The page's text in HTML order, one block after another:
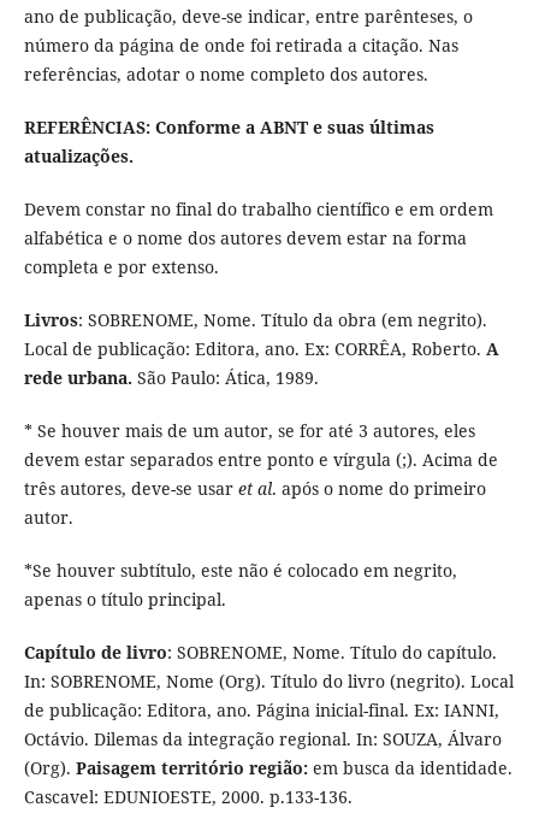
ano de publicação, deve-se indicar, entre parênteses, o
número da página de onde foi retirada a citação. Nas
referências, adotar o nome completo dos autores.
REFERÊNCIAS: Conforme a ABNT e suas últimas
atualizações.
Devem constar no final do trabalho científico e em ordem
alfabética e o nome dos autores devem estar na forma
completa e por extenso.
Livros: SOBRENOME, Nome. Título da obra (em negrito).
Local de publicação: Editora, ano. Ex: CORRÊA, Roberto. A
rede urbana. São Paulo: Ática, 1989.
* Se houver mais de um autor, se for até 3 autores, eles
devem estar separados entre ponto e vírgula (;). Acima de
três autores, deve-se usar et al. após o nome do primeiro
autor.
*Se houver subtítulo, este não é colocado em negrito,
apenas o título principal.
Capítulo de livro: SOBRENOME, Nome. Título do capítulo.
In: SOBRENOME, Nome (Org). Título do livro (negrito). Local
de publicação: Editora, ano. Página inicial-final. Ex: IANNI,
Octávio. Dilemas da integração regional. In: SOUZA, Álvaro
(Org). Paisagem território região:em busca da identidade.
Cascavel: EDUNIOESTE, 2000. p.133-136.